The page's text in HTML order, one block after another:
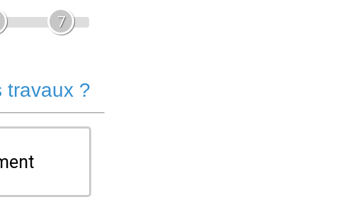
7
travaux ?